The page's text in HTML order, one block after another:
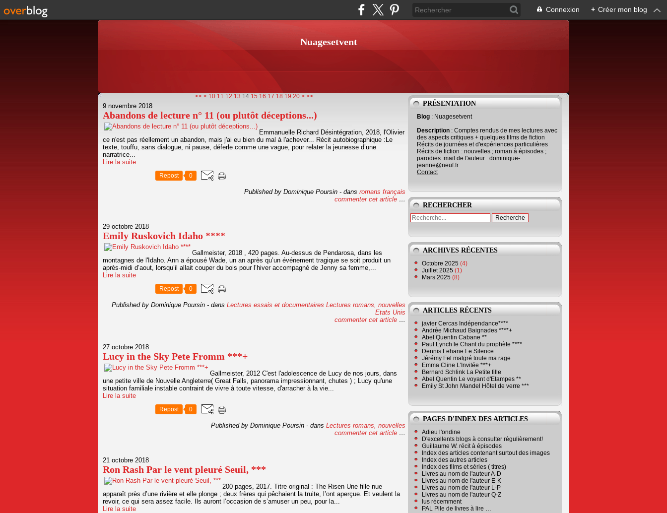
Connexion + Créer mon blog
Nuagesetvent
<< < 10 11 12 13 14 15 16 17 18 19 20 30
40
50
60
70
80
90
100
> >>
9 novembre 2018
Abandons de lecture n° 11 (ou plutôt déceptions...)
Emmanuelle Richard Désintégration, 2018, l'Olivier
ce n'est pas réellement un abandon, mais j'ai eu bien du mal à l'achever... Récit autobiographique :Le
texte, touffu, sans dialogue, ni pause, déferle comme une vague, pour relater la jeunesse d’une
narratrice...
Lire la suite
Repost 0
Published by Dominique Poursin - dans romans français
commenter cet article …
29 octobre 2018
Emily Ruskovich Idaho ****
Gallmeister, 2018 , 420 pages. Au-dessus de Pendarosa, dans les
montagnes de l'Idaho. Ann a épousé Wade, un an après qu’un événement tragique se soit produit un
après-midi d’aout, lorsqu’il allait couper du bois pour l’hiver accompagné de Jenny sa femme,...
Lire la suite
Repost 0
Published by Dominique Poursin - dans Lectures essais et documentaires Lectures romans, nouvelles
Etats Unis
commenter cet article …
27 octobre 2018
Lucy in the Sky Pete Fromm ***+
Gallmeister, 2012 C'est l'adolescence de Lucy de nos jours, dans
une petite ville de Nouvelle Angleterre( Great Falls, panorama impressionnant, chutes ) ; Lucy qu'une
situation familiale instable contraint de vivre à toute vitesse, d'arracher à la vie...
Lire la suite
Repost 0
Published by Dominique Poursin - dans Lectures romans, nouvelles
commenter cet article …
21 octobre 2018
Ron Rash Par le vent pleuré Seuil, ***
200 pages, 2017. Titre original : The Risen Une fille nue
apparaît près d’une rivière et elle plonge ; deux frères qui pêchaient la truite, l’ont aperçue. Et veulent la
revoir, ce qui sera assez facile. Ils auront l’occasion de s’amuser un peu, pour la...
Lire la suite
PRÉSENTATION
Blog : Nuagesetvent
Description : Comptes rendus de mes lectures avec
des aspects critiques + quelques films de fiction
Récits de journées et d'expériences particulières
Récits de fiction : nouvelles ; roman à épisodes ;
parodies. mail de l'auteur : dominique-
jeanne@neuf.fr
Contact
RECHERCHER
ARCHIVES RÉCENTES
Octobre 2025 (4)
Juillet 2025 (1)
Mars 2025 (8)
ARTICLES RÉCENTS
javier Cercas Indépendance****
Andrée Michaud Baignades ****+
Abel Quentin Cabane **
Paul Lynch le Chant du prophète ****
Dennis Lehane Le Silence
Jérémy Fel malgré toute ma rage
Emma Cline L'Invitée ***+
Bernard Schlink La Petite fille
Abel Quentin Le voyant d'Etampes **
Emily St John Mandel Hôtel de verre ***
PAGES D'INDEX DES ARTICLES
Adieu l'ondine
D'excellents blogs à consulter régulièrement!
Guillaume W. récit à épisodes
Index des articles contenant surtout des images
Index des autres articles
Index des films et séries ( titres)
Livres au nom de l'auteur A-D
Livres au nom de l'auteur E-K
Livres au nom de l'auteur L-P
Livres au nom de l'auteur Q-Z
lus récemment
PAL Pile de livres à lire …